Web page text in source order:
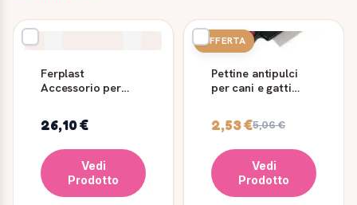
Ferplast
Accessorio per
26,10 €
Vedi
Prodotto
OFFERTA
Pettine antipulci
per cani e gatti
2,53 €5,06 €
Vedi
Prodotto